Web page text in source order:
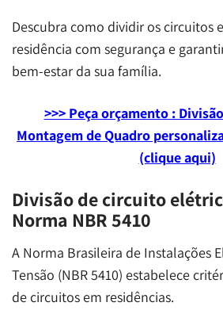
Descubra como dividir os circuitos
residência com segurança e
bem-estar da sua família.
>>> Peça orçamento :
Montagem de Quadro
(clique aqui)
Divisão de circuito
Norma NBR 5410
A Norma Brasileira de Instalações
Tensão (NBR 5410) estabelece
de circuitos em residências.